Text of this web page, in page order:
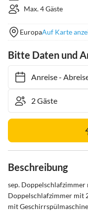
Max. 4 Gäste
EuropaAuf Karte
Bitte Daten und
Anreise- Abreise
Beschreibung
sep.
Doppelschlafzimmer mit
mit